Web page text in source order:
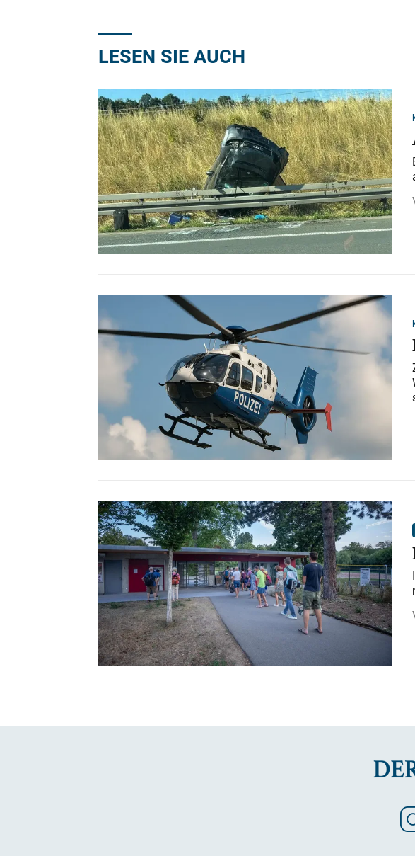
LESEN SIE AUCH